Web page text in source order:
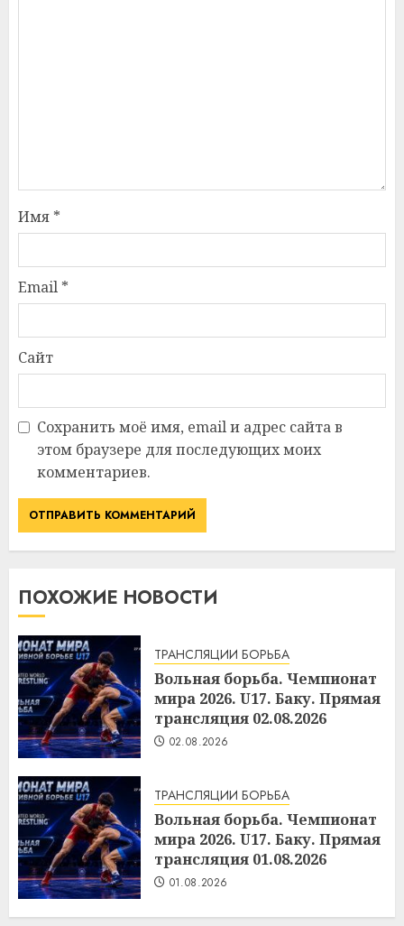
Имя *
Email *
Сайт
Сохранить моё имя, email и адрес сайта в
этом браузере для последующих моих
комментариев.
ПОХОЖИЕ НОВОСТИ
ТРАНСЛЯЦИИ БОРЬБА
Вольная борьба. Чемпионат
мира 2026. U17. Баку. Прямая
трансляция 02.08.2026
02.08.2026
ТРАНСЛЯЦИИ БОРЬБА
Вольная борьба. Чемпионат
мира 2026. U17. Баку. Прямая
трансляция 01.08.2026
01.08.2026